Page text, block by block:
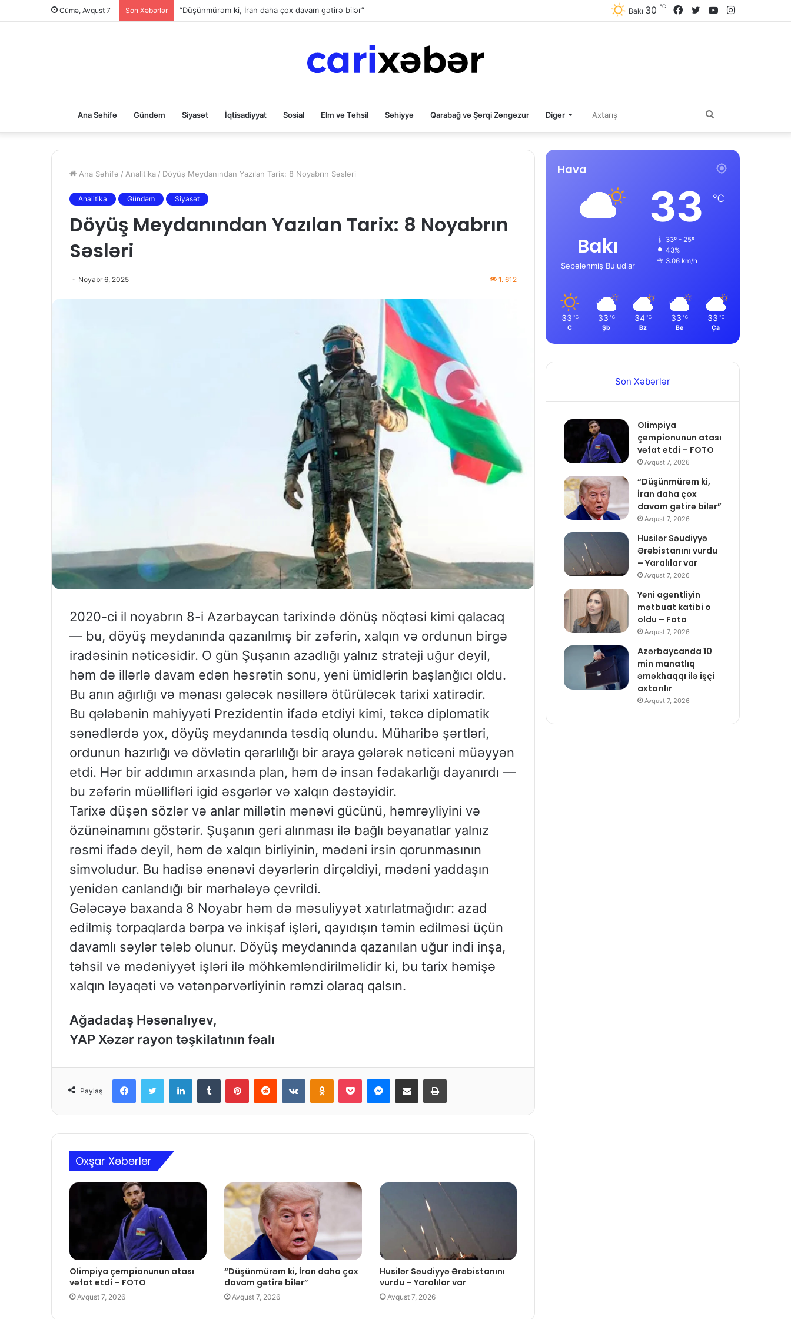
Cümə, Avqust 7 Son Xəbərlər “Düşünmürəm ki, İran daha çox davam gətirə bilər” YouTube
Twitter
Facebook
Bakı 30 ℃
Ana Səhifə Gündəm Siyasət İqtisadiyyat Sosial Elm və Təhsil Səhiyyə Qarabağ və Şərqi Zəngəzur Digər Axtarış
Ana Səhifə / Analitika / Döyüş Meydanından Yazılan Tarix: 8 Noyabrın Səsləri
Analitika Gündəm Siyasət
Döyüş Meydanından Yazılan Tarix: 8 Noyabrın
Səsləri
Noyabr 6, 2025 1. 612
2020-ci il noyabrın 8-i Azərbaycan tarixində dönüş nöqtəsi kimi qalacaq
— bu, döyüş meydanında qazanılmış bir zəfərin, xalqın və ordunun birgə
iradəsinin nəticəsidir. O gün Şuşanın azadlığı yalnız strateji uğur deyil,
həm də illərlə davam edən həsrətin sonu, yeni ümidlərin başlanğıcı oldu.
Bu anın ağırlığı və mənası gələcək nəsillərə ötürüləcək tarixi xatirədir.
Bu qələbənin mahiyyəti Prezidentin ifadə etdiyi kimi, təkcə diplomatik
sənədlərdə yox, döyüş meydanında təsdiq olundu. Müharibə şərtləri,
ordunun hazırlığı və dövlətin qərarlılığı bir araya gələrək nəticəni müəyyən
etdi. Hər bir addımın arxasında plan, həm də insan fədakarlığı dayanırdı —
bu zəfərin müəllifləri igid əsgərlər və xalqın dəstəyidir.
Tarixə düşən sözlər və anlar millətin mənəvi gücünü, həmrəyliyini və
özünəinamını göstərir. Şuşanın geri alınması ilə bağlı bəyanatlar yalnız
rəsmi ifadə deyil, həm də xalqın birliyinin, mədəni irsin qorunmasının
simvoludur. Bu hadisə ənənəvi dəyərlərin dirçəldiyi, mədəni yaddaşın
yenidən canlandığı bir mərhələyə çevrildi.
Gələcəyə baxanda 8 Noyabr həm də məsuliyyət xatırlatmağıdır: azad
edilmiş torpaqlarda bərpa və inkişaf işləri, qayıdışın təmin edilməsi üçün
davamlı səylər tələb olunur. Döyüş meydanında qazanılan uğur indi inşa,
təhsil və mədəniyyət işləri ilə möhkəmləndirilməlidir ki, bu tarix həmişə
xalqın ləyaqəti və vətənpərvərliyinin rəmzi olaraq qalsın.
Ağadadaş Həsənalıyev,
YAP Xəzər rayon təşkilatının fəalı
Paylaş
Oxşar Xəbərlər
Olimpiya çempionunun atası
vəfat etdi – FOTO
Avqust 7, 2026
“Düşünmürəm ki, İran daha çox
davam gətirə bilər”
Avqust 7, 2026
Husilər Səudiyyə Ərəbistanını
vurdu – Yaralılar var
Avqust 7, 2026
Hava
Bakı
Səpələnmiş Buludlar
33 ℃
33º - 25º
43%
3.06 km/h
33 ℃
C
33 ℃
Şb
34 ℃
Bz
33 ℃
Be
33 ℃
Ça
Son Xəbərlər
Olimpiya
çempionunun atası
vəfat etdi – FOTO
Avqust 7, 2026
“Düşünmürəm ki,
İran daha çox
davam gətirə bilər”
Avqust 7, 2026
Husilər Səudiyyə
Ərəbistanını vurdu
– Yaralılar var
Avqust 7, 2026
Yeni agentliyin
mətbuat katibi o
oldu – Foto
Avqust 7, 2026
Azərbaycanda 10
min manatlıq
əməkhaqqı ilə işçi
axtarılır
Avqust 7, 2026